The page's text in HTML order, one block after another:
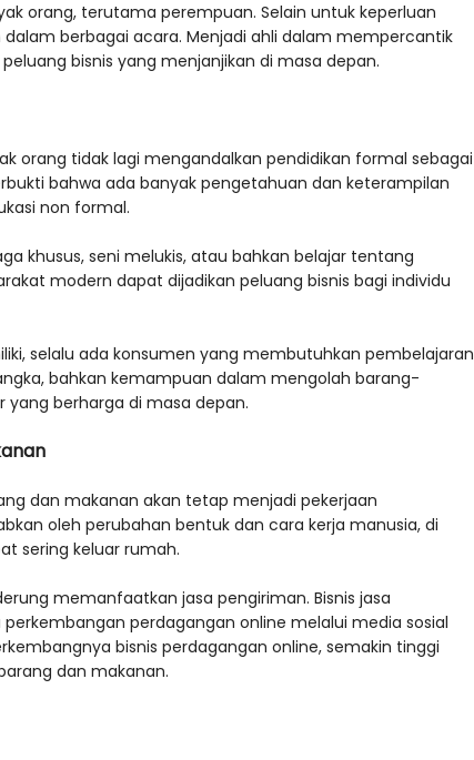
orang, terutama perempuan. Selain untuk keperluan
berbagai acara. Menjadi ahli dalam mempercantik
bisnis yang menjanjikan di masa depan.
orang tidak lagi mengandalkan pendidikan formal sebagai
bahwa ada banyak pengetahuan dan keterampilan
non formal.
khusus, seni melukis, atau bahkan belajar tentang
modern dapat dijadikan peluang bisnis bagi individu
selalu ada konsumen yang membutuhkan pembelajaran
bahkan kemampuan dalam mengolah barang-
berharga di masa depan.
dan makanan akan tetap menjadi pekerjaan
oleh perubahan bentuk dan cara kerja manusia, di
sering keluar rumah.
memanfaatkan jasa pengiriman. Bisnis jasa
perdagangan online melalui media sosial
bisnis perdagangan online, semakin tinggi
dan makanan.